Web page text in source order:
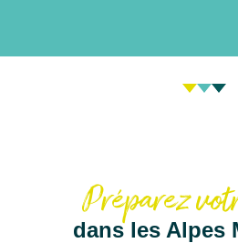
Préparez
dans les Alpes